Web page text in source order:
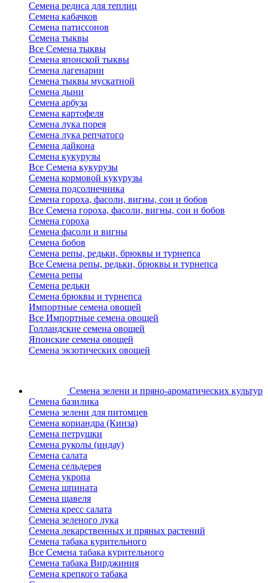
Семена редиса для теплиц
Семена кабачков
Семена патиссонов
Семена тыквы
Все Семена тыквы
Семена японской тыквы
Семена лагенарии
Семена тыквы мускатной
Семена дыни
Семена арбуза
Семена картофеля
Семена лука порея
Семена лука репчатого
Семена дайкона
Семена кукурузы
Все Семена кукурузы
Семена кормовой кукурузы
Семена подсолнечника
Семена гороха, фасоли, вигны, сои и бобов
Все Семена гороха, фасоли, вигны, сои и бобов
Семена гороха
Семена фасоли и вигны
Семена бобов
Семена репы, редьки, брюквы и турнепса
Все Семена репы, редьки, брюквы и турнепса
Семена репы
Семена редьки
Семена брюквы и турнепса
Импортные семена овощей
Все Импортные семена овощей
Голландские семена овощей
Японские семена овощей
Семена экзотических овощей
Семена зелени и пряно-ароматических культур
Семена базилика
Семена зелени для питомцев
Семена кориандра (Кинза)
Семена петрушки
Семена руколы (индау)
Семена салата
Семена сельдерея
Семена укропа
Семена шпината
Семена щавеля
Семена кресс салата
Семена зеленого лука
Семена лекарственных и пряных растений
Семена табака курительного
Все Семена табака курительного
Семена табака Вирджиния
Семена крепкого табака